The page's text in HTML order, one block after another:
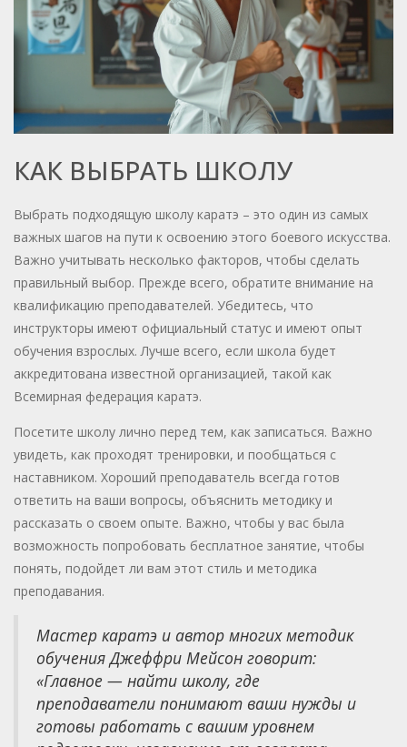
КАК ВЫБРАТЬ ШКОЛУ
Выбрать подходящую школу каратэ – это один из самых
важных шагов на пути к освоению этого боевого искусства.
Важно учитывать несколько факторов, чтобы сделать
правильный выбор. Прежде всего, обратите внимание на
квалификацию преподавателей. Убедитесь, что
инструкторы имеют официальный статус и имеют опыт
обучения взрослых. Лучше всего, если школа будет
аккредитована известной организацией, такой как
Всемирная федерация каратэ.
Посетите школу лично перед тем, как записаться. Важно
увидеть, как проходят тренировки, и пообщаться с
наставником. Хороший преподаватель всегда готов
ответить на ваши вопросы, объяснить методику и
рассказать о своем опыте. Важно, чтобы у вас была
возможность попробовать бесплатное занятие, чтобы
понять, подойдет ли вам этот стиль и методика
преподавания.
Мастер каратэ и автор многих методик
обучения Джеффри Мейсон говорит:
«Главное — найти школу, где
преподаватели понимают ваши нужды и
готовы работать с вашим уровнем